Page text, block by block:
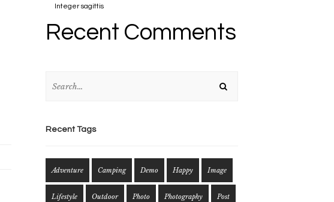
Integer sagittis
Recent Comments
Recent Tags
Adventure Camping Demo Happy Image
Lifestyle Outdoor Photo Photography Post